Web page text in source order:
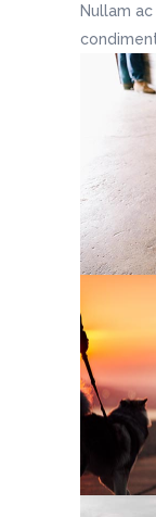
Nullam